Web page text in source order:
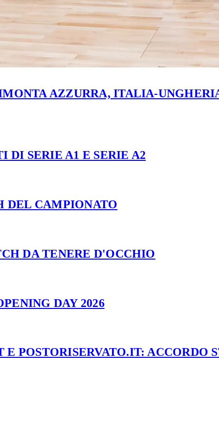
AZZURRA, ITALIA-
SERIE A1 E SERIE A2
DEL CAMPIONATO
DA TENERE D'OCCHIO
DAY 2026
POSTORISERVATO.IT: ACCORDO